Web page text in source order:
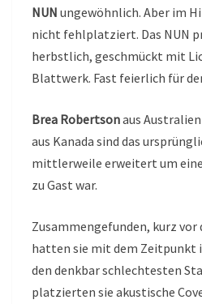
NUN ungewöhnlich. Aber im
nicht fehlplatziert. Das NUN
herbstlich, geschmückt mit
Blattwerk. Fast feierlich für
Brea Robertsonaus
aus Kanada sind das
mittlerweile erweitert um eine
zu Gast war.
Zusammengefunden, kurz vor
hatten sie mit dem Zeitpunkt
den denkbar schlechtesten
platzierten sie akustische